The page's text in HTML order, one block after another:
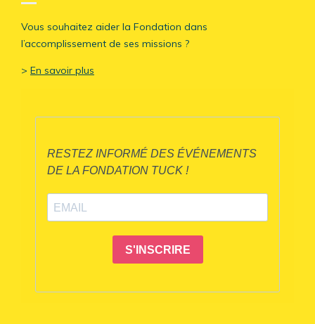
Vous souhaitez aider la Fondation dans
l’accomplissement de ses missions ?
> En savoir plus